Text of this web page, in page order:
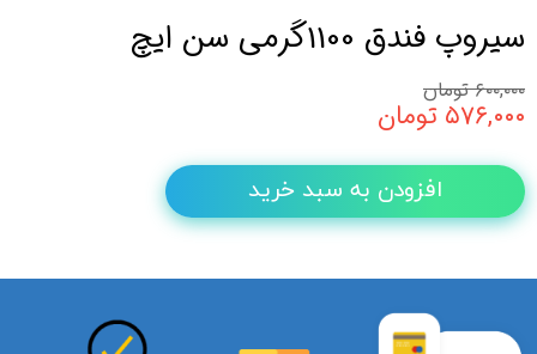
سیروپ فندق 1100گرمی سن ایچ
۶۰۰,۰۰۰ تومان
۵۷۶,۰۰۰ تومان
افزودن به سبد خرید